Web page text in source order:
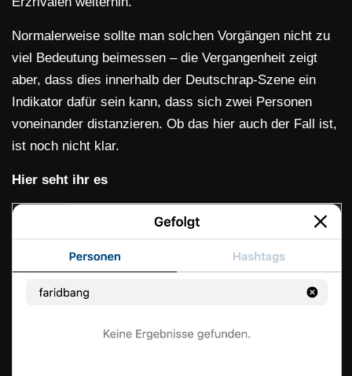
Normalerweise sollte man solchen Vorgängen nicht zu
viel Bedeutung beimessen – die Vergangenheit zeigt
aber, dass dies innerhalb der Deutschrap-Szene ein
Indikator dafür sein kann, dass sich zwei Personen
voneinander distanzieren. Ob das hier auch der Fall ist,
ist noch nicht klar.
Hier seht ihr es